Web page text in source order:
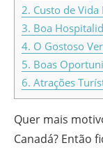
2. Custo de
3. Boa
4. O Gostoso
5. Boas
6. Atrações
Quer mais
Canadá? Então